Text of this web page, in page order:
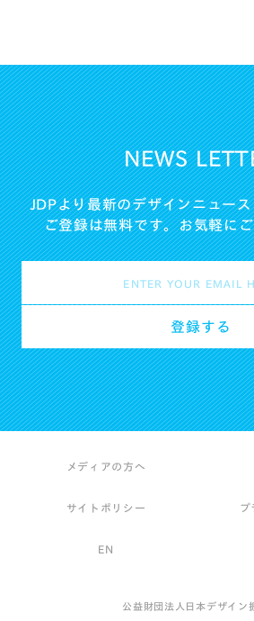
NEWS
JDPより最新のデザインニュー
ご登録は無料です。お気軽に
メディアの方へ
サイトポリシー プ
EN
公益財団法人日本デザイン